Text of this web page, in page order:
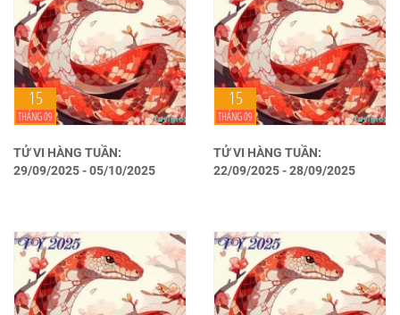
15
THÁNG 09
TỬ VI HÀNG TUẦN:
29/09/2025 - 05/10/2025
15
THÁNG 09
TỬ VI HÀNG TUẦN:
22/09/2025 - 28/09/2025